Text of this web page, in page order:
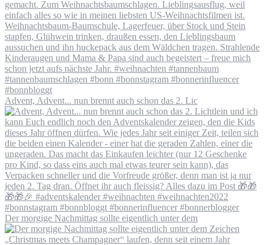
Advent, Advent... nun brennt auch schon das 2. Lic
Der morgige Nachmittag sollte eigentlich unter dem